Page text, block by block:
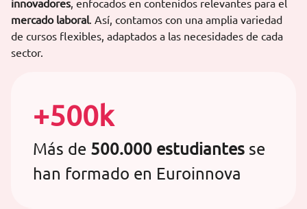
innovadores, enfocados en contenidos relevantes para el
mercado laboral. Así, contamos con una amplia variedad
de cursos flexibles, adaptados a las necesidades de cada
sector.
+500k
Más de 500.000 estudiantes se
han formado en Euroinnova